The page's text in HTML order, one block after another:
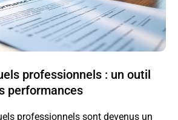
professionnels : un outil
performances
professionnels sont devenus un